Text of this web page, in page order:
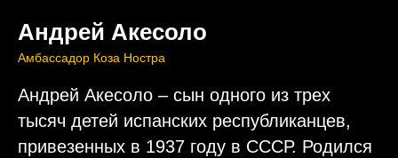
Андрей Акесоло
Амбассадор Коза Ностра
Андрей Акесоло – сын одного из трех
тысяч детей испанских республиканцев,
привезенных в 1937 году в СССР. Родился